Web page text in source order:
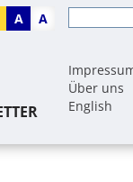
A A
Über uns
English